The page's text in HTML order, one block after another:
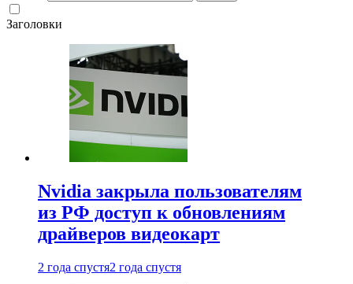
Заголовки
Nvidia закрыла пользователям
из РФ доступ к обновлениям
драйверов видеокарт
2 года спустя2 года спустя